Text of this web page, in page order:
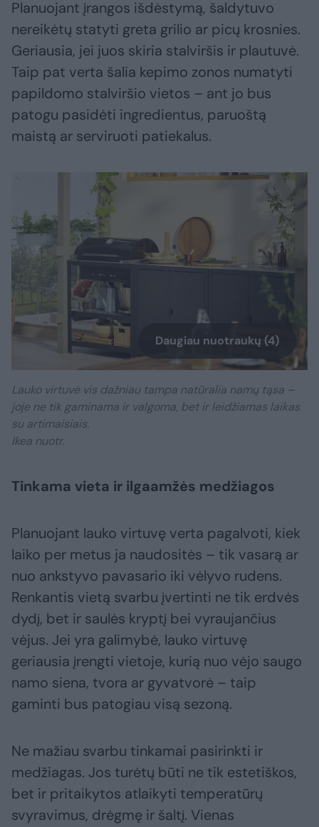
Planuojant įrangos išdėstymą, šaldytuvo
nereikėtų statyti greta grilio ar picų krosnies.
Geriausia, jei juos skiria stalviršis ir plautuvė.
Taip pat verta šalia kepimo zonos numatyti
papildomo stalviršio vietos – ant jo bus
patogu pasidėti ingredientus, paruoštą
maistą ar serviruoti patiekalus.
Daugiau nuotraukų (4)
Lauko virtuvė vis dažniau tampa natūralia namų tąsa –
joje ne tik gaminama ir valgoma, bet ir leidžiamas laikas
su artimaisiais.
Ikea nuotr.
Tinkama vieta ir ilgaamžės medžiagos
Planuojant lauko virtuvę verta pagalvoti, kiek
laiko per metus ja naudositės – tik vasarą ar
nuo ankstyvo pavasario iki vėlyvo rudens.
Renkantis vietą svarbu įvertinti ne tik erdvės
dydį, bet ir saulės kryptį bei vyraujančius
vėjus. Jei yra galimybė, lauko virtuvę
geriausia įrengti vietoje, kurią nuo vėjo saugo
namo siena, tvora ar gyvatvorė – taip
gaminti bus patogiau visą sezoną.
Ne mažiau svarbu tinkamai pasirinkti ir
medžiagas. Jos turėtų būti ne tik estetiškos,
bet ir pritaikytos atlaikyti temperatūrų
svyravimus, drėgmę ir šaltį. Vienas